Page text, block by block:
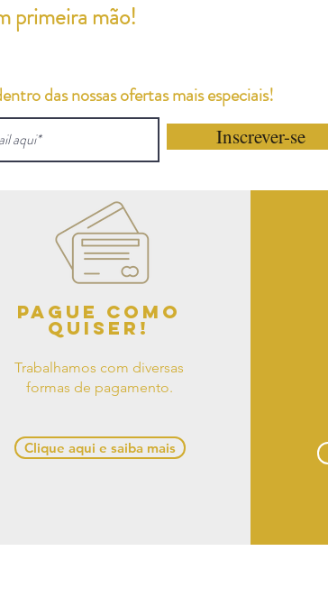
Inscrever-se
das nossas ofertas mais especiais!
primeira mão!
Pague como
quiser!
Trabalhamos com diversas
formas de pagamento.
Clique aqui e saiba mais